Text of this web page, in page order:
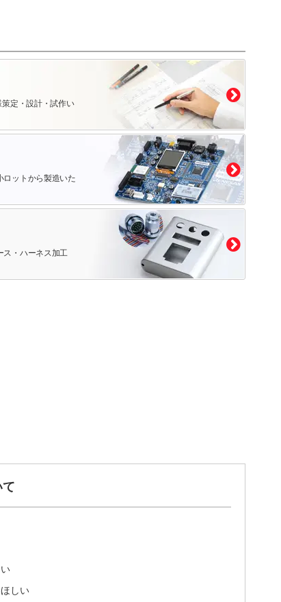
定・設計・試作い
ロットから製造いた
ス・ハーネス加工
しい